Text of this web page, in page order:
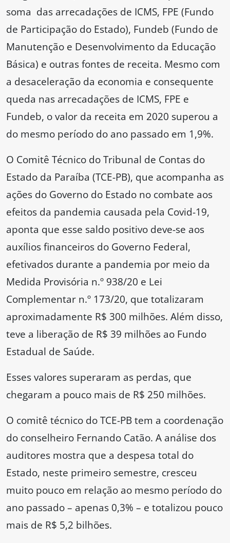
soma das arrecadações de ICMS, FPE (Fundo
de Participação do Estado), Fundeb (Fundo de
Manutenção e Desenvolvimento da Educação
Básica) e outras fontes de receita. Mesmo com
a desaceleração da economia e consequente
queda nas arrecadações de ICMS, FPE e
Fundeb, o valor da receita em 2020 superou a
do mesmo período do ano passado em 1,9%.
O Comitê Técnico do Tribunal de Contas do
Estado da Paraíba (TCE-PB), que acompanha as
ações do Governo do Estado no combate aos
efeitos da pandemia causada pela Covid-19,
aponta que esse saldo positivo deve-se aos
auxílios financeiros do Governo Federal,
efetivados durante a pandemia por meio da
Medida Provisória n.º 938/20 e Lei
Complementar n.º 173/20, que totalizaram
aproximadamente R$ 300 milhões. Além disso,
teve a liberação de R$ 39 milhões ao Fundo
Estadual de Saúde.
Esses valores superaram as perdas, que
chegaram a pouco mais de R$ 250 milhões.
O comitê técnico do TCE-PB tem a coordenação
do conselheiro Fernando Catão. A análise dos
auditores mostra que a despesa total do
Estado, neste primeiro semestre, cresceu
muito pouco em relação ao mesmo período do
ano passado – apenas 0,3% – e totalizou pouco
mais de R$ 5,2 bilhões.